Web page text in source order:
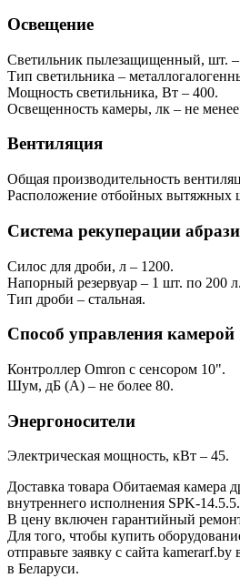
Освещение
Светильник пылезащищенный, шт. –
Тип светильника –
Мощность светильника, Вт – 400.
Освещенность камеры, лк – не
Вентиляция
Общая производительность
Расположение отбойных вытяжных
Система рекуперации
Силос для дроби, л – 1200.
Напорный резервуар – 1 шт. по 200 л.
Тип дроби – стальная.
Способ управления камерой
Контроллер Omron с сенсором 10".
Шум, дБ (А) – не более 80.
Энергоносители
Электрическая мощность, кВт – 45.
Доставка товара Обитаемая камера
внутреннего исполнения SPK-
В цену включен гарантийный
Для того, чтобы купить
отправьте заявку с сайта
в Беларуси.